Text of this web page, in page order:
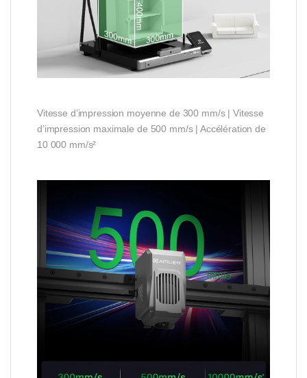
Vitesse d’impression moyenne de 300 mm/s | Vitesse
d’impression maximale de 500 mm/s | Accélération de
10 000 mm/s²